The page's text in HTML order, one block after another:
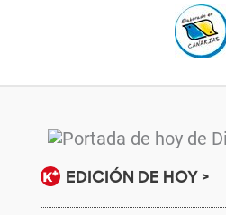
EDICIÓN DE HOY >